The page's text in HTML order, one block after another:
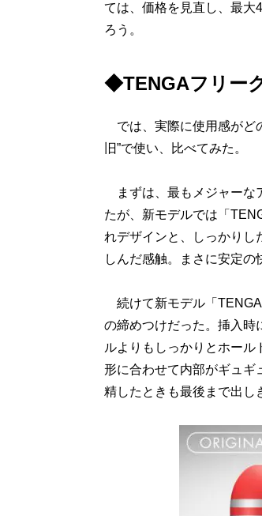
ては、価格を見直し、最
ろう。
◆TENGAフリー
では、実際に使用感がど
旧”で使い、比べてみた。
まずは、最もメジャーな
たが、新モデルでは「
れデザインと、しっかりし
しんだ感触。まさに安定の
続けて新モデル「TENGA
の締めつけだった。挿入時
ルよりもしっかりとホー
形に合わせて内部がギュギ
精したときも最後まで出し